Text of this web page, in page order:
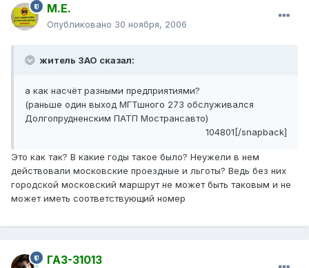
М.Е.
Опубликовано 30 ноября, 2006
житель ЗАО сказал:
а как насчёт разными предприятиями?
(раньше один выход МГТшного 273 обслуживался
Долгопрудненским ПАТП Мострансавто)
104801[/snapback]
Это как так? В какие годы такое было? Неужели в нем
действовали московские проездные и льготы? Ведь без них
городской московский маршрут не может быть таковым и не
может иметь соответствующий номер
ГАЗ-31013